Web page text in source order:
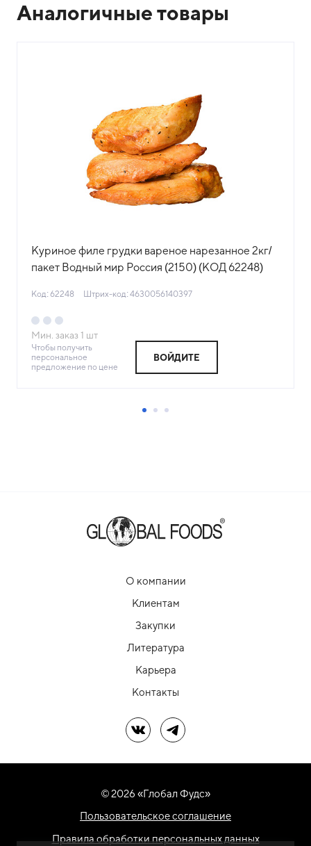
Аналогичные товары
Куриное филе грудки вареное нарезанное 2кг/
пакет Водный мир Россия (2150) (КОД 62248)
Код: 62248 Штрих-код: 4630056140397
Мин. заказ 1 шт
Чтобы получить
персональное
предложение по цене
ВОЙДИТЕ
О компании
Клиентам
Закупки
Литература
Карьера
Контакты
Мы в ВКМы в Telegram
© 2026 «Глобал Фудс»
Пользовательское соглашение
Правила обработки персональных данных